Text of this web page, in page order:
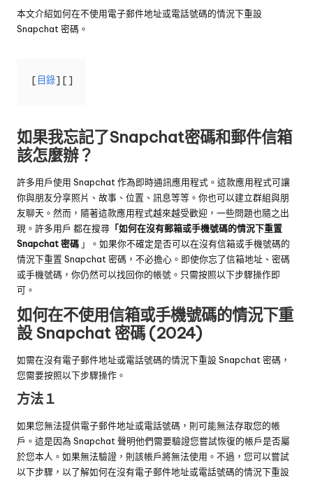
本文介紹如何在不使用電子郵件地址或電話號碼的情況下重設
Snapchat 密碼。
目錄
如果我忘記了Snapchat密碼和郵件信箱
該怎麼辦？
許多用戶使用 Snapchat 作為即時通訊應用程式。這款應用程式可讓
你與朋友分享照片、故事、位置、訊息等等。你也可以建立群組與朋
友聊天。然而，隨著這款應用程式越來越受歡迎，一些問題也隨之出
現。許多用戶 都在搜尋 「如何在沒有郵箱或手機號碼的情況下重置
Snapchat 密碼 」。如果你不確定是否可以在沒有信箱或手機號碼的
情況下重置 Snapchat 密碼，不必擔心。即使你忘了信箱地址、密碼
或手機號碼，你仍然可以找回你的帳號。只需按照以下步驟操作即
可。
如何在不使用信箱或手機號碼的情況下重
設 Snapchat 密碼 (2024)
如需在沒有電子郵件地址或電話號碼的情況下重設 Snapchat 密碼，
您需要按照以下步驟操作。
方法１
如果您無法提供電子郵件地址或電話號碼，則可能無法存取您的帳
戶。這是因為 Snapchat 聲明他們需要驗證您嘗試恢復的帳戶是否屬
於您本人。如果無法驗證，則該帳戶將無法使用。不過，您可以嘗試
以下步驟，以了解如何在沒有電子郵件地址或電話號碼的情況下重設